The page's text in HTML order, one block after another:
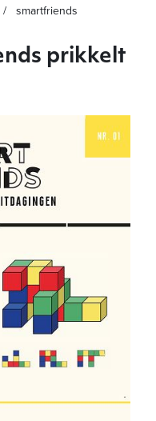
smartfriends
prikkelt